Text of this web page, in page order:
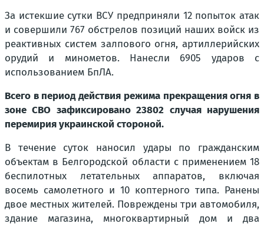
За истекшие сутки ВСУ предприняли 12 попыток атак
и совершили 767 обстрелов позиций наших войск из
реактивных систем залпового огня, артиллерийских
орудий и минометов. Нанесли 6905 ударов с
использованием БпЛА.
Всего в период действия режима прекращения огня в
зоне СВО зафиксировано 23802 случая нарушения
перемирия украинской стороной.
В течение суток наносил удары по гражданским
объектам в Белгородской области с применением 18
беспилотных летательных аппаратов, включая
восемь самолетного и 10 коптерного типа. Ранены
двое местных жителей. Повреждены три автомобиля,
здание магазина, многоквартирный дом и два